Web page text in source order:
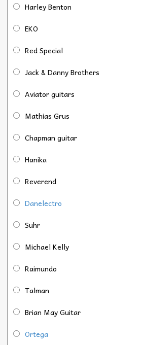
Harley Benton
EKO
Red Special
Jack & Danny Brothers
Aviator guitars
Mathias Grus
Chapman guitar
Hanika
Reverend
Danelectro
Suhr
Michael Kelly
Raimundo
Talman
Brian May Guitar
Ortega